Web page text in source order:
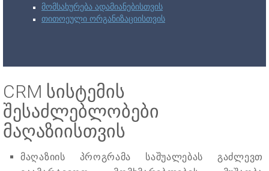
მომსახურება ადამიანებისთვის
თითოეული ორგანიზაციისთვის
CRM სისტემის
შესაძლებლობები
მაღაზიისთვის
მაღაზიის პროგრამა საშუალებას გაძლევთ